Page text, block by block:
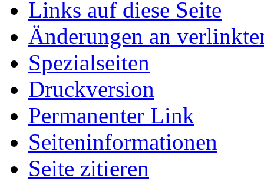
Links auf diese Seite
Änderungen an
Spezialseiten
Druckversion
Permanenter Link
Seiten­informationen
Seite zitieren